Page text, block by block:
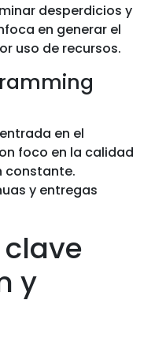
desperdicios y
en generar el
uso de recursos.
en el
foco en la calidad
constante.
y entregas
y